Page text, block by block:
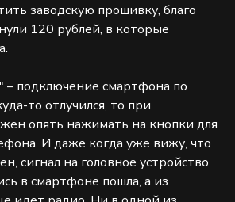
заводскую прошивку, благо
120 рублей, в которые
– подключение смартфона по
то отлучился, то при
опять нажимать на кнопки для
И даже когда уже вижу, что
сигнал на головное устройство
в смартфоне пошла, а из